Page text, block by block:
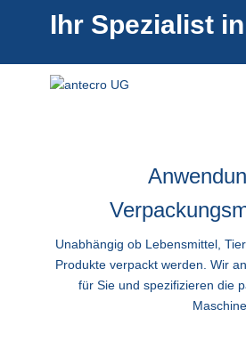
Ihr Spezialist
Unabhängig ob Lebensmittel,
Produkte verpackt werden. Wir
für Sie und spezifizieren die
Maschine.